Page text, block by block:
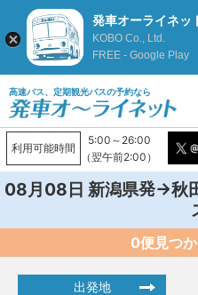
高速バス、定期観光バスの予約なら
利用可能時間
5:00～26:00
（翌午前2:00）
08月08日 新潟県発→秋
0便見つか
出発地
発車オーライネッ
KOBO Co., Ltd.
FREE - Google Play